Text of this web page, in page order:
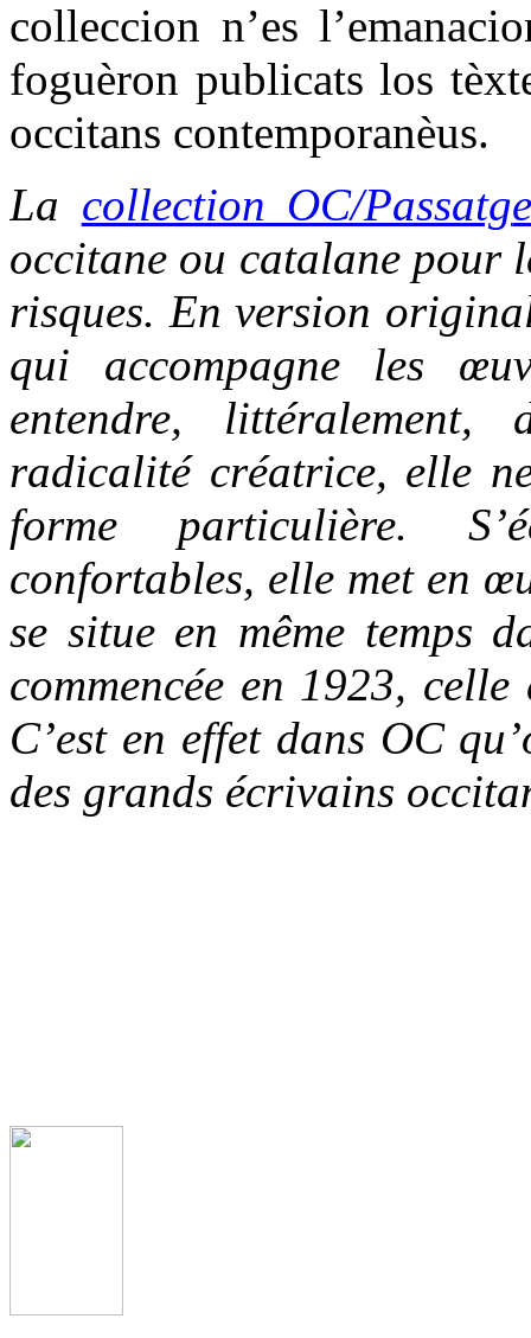
colleccion n’es
foguèron publicats los
occitans contemporanèus.
La collection OC/Passatg
occitane ou catalane pour
risques. En version
qui accompagne les
entendre,
radicalité créatrice, elle
forme particulière.
confortables, elle met en
se situe en même temps
commencée en 1923,
C’est en effet dans OC
des grands écrivains